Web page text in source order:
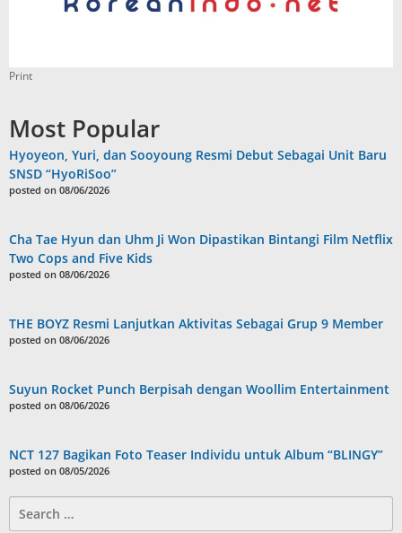
Print
Most Popular
Hyoyeon, Yuri, dan Sooyoung Resmi Debut Sebagai Unit Baru
SNSD “HyoRiSoo”
posted on 08/06/2026
Cha Tae Hyun dan Uhm Ji Won Dipastikan Bintangi Film Netflix
Two Cops and Five Kids
posted on 08/06/2026
THE BOYZ Resmi Lanjutkan Aktivitas Sebagai Grup 9 Member
posted on 08/06/2026
Suyun Rocket Punch Berpisah dengan Woollim Entertainment
posted on 08/06/2026
NCT 127 Bagikan Foto Teaser Individu untuk Album “BLINGY”
posted on 08/05/2026
for: